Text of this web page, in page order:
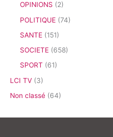
OPINIONS (2)
POLITIQUE (74)
SANTE (151)
SOCIETE (658)
SPORT (61)
LCI TV (3)
Non classé (64)